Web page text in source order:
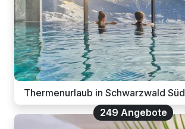
Thermenurlaub in Schwarzwald Süd
249 Angebote